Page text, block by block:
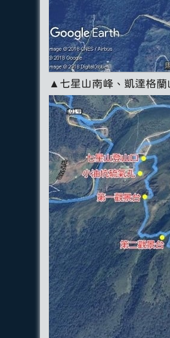
▲七星山南峰、凱達格蘭